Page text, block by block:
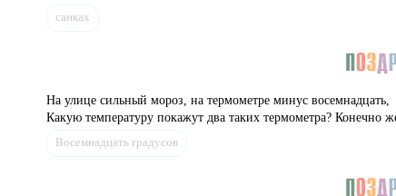
санках
На улице сильный мороз, на термометре минус восемнадцать,
Какую температуру покажут два таких термометра? Конечно
Восемнадцать градусов